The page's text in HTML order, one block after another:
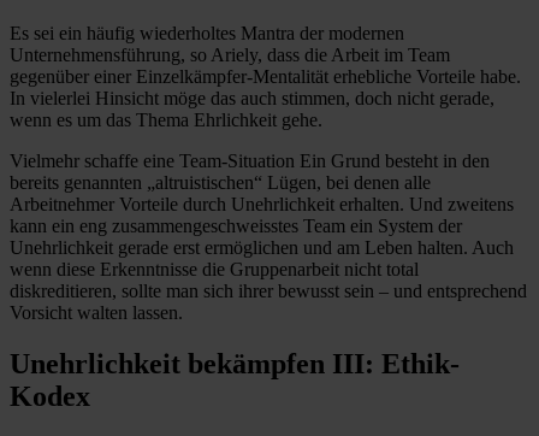
Es sei ein häufig wiederholtes Mantra der modernen
Unternehmensführung, so Ariely, dass die Arbeit im Team
gegenüber einer Einzelkämpfer-Mentalität erhebliche Vorteile habe.
In vielerlei Hinsicht möge das auch stimmen, doch nicht gerade,
wenn es um das Thema Ehrlichkeit gehe.
Vielmehr schaffe eine Team-Situation Ein Grund besteht in den
bereits genannten „altruistischen“ Lügen, bei denen alle
Arbeitnehmer Vorteile durch Unehrlichkeit erhalten. Und zweitens
kann ein eng zusammengeschweisstes Team ein System der
Unehrlichkeit gerade erst ermöglichen und am Leben halten. Auch
wenn diese Erkenntnisse die Gruppenarbeit nicht total
diskreditieren, sollte man sich ihrer bewusst sein – und entsprechend
Vorsicht walten lassen.
Unehrlichkeit bekämpfen III: Ethik-
Kodex